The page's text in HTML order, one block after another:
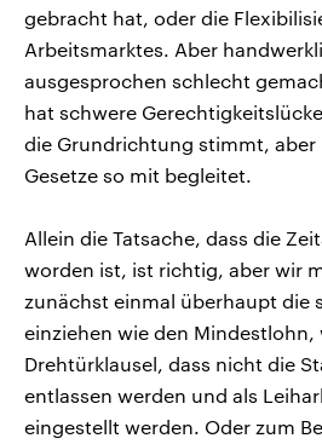
gebracht hat, oder die
Arbeitsmarktes. Aber
ausgesprochen schlecht
hat schwere
die Grundrichtung stimmt, aber
Gesetze so mit begleitet.
Allein die Tatsache, dass die
worden ist, ist richtig, aber wir
zunächst einmal überhaupt die
einziehen wie den Mindestlohn,
Drehtürklausel, dass nicht die
entlassen werden und als
eingestellt werden. Oder zum